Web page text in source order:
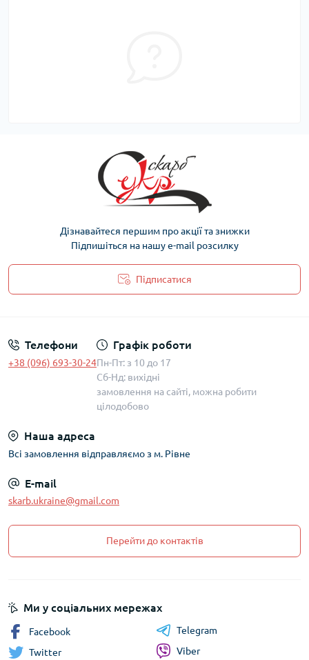
Дізнавайтеся першим про акції та знижки
Підпишіться на нашу e-mail розсилку
Підписатися
Телефони
+38 (096) 693-30-24
Графік роботи
Пн-Пт: з 10 до 17
Сб-Нд: вихідні
замовлення на сайті, можна робити
цілодобово
Наша адреса
Всі замовлення відправляємо з м. Рівне
E-mail
skarb.ukraine@gmail.com
Перейти до контактів
Ми у соціальних мережах
Facebook
Twitter
Telegram
Viber